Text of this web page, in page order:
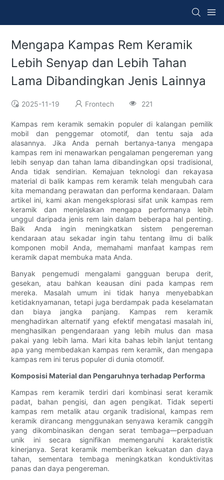
Mengapa Kampas Rem Keramik
Lebih Senyap dan Lebih Tahan
Lama Dibandingkan Jenis Lainnya
2025-11-19 Frontech 221
Kampas rem keramik semakin populer di kalangan pemilik
mobil dan penggemar otomotif, dan tentu saja ada
alasannya. Jika Anda pernah bertanya-tanya mengapa
kampas rem ini menawarkan pengalaman pengereman yang
lebih senyap dan tahan lama dibandingkan opsi tradisional,
Anda tidak sendirian. Kemajuan teknologi dan rekayasa
material di balik kampas rem keramik telah mengubah cara
kita memandang perawatan dan performa kendaraan. Dalam
artikel ini, kami akan mengeksplorasi sifat unik kampas rem
keramik dan menjelaskan mengapa performanya lebih
unggul daripada jenis rem lain dalam beberapa hal penting.
Baik Anda ingin meningkatkan sistem pengereman
kendaraan atau sekadar ingin tahu tentang ilmu di balik
komponen mobil Anda, memahami manfaat kampas rem
keramik dapat membuka mata Anda.
Banyak pengemudi mengalami gangguan berupa derit,
gesekan, atau bahkan keausan dini pada kampas rem
mereka. Masalah umum ini tidak hanya menyebabkan
ketidaknyamanan, tetapi juga berdampak pada keselamatan
dan biaya jangka panjang. Kampas rem keramik
menghadirkan alternatif yang efektif mengatasi masalah ini,
menghasilkan pengendaraan yang lebih mulus dan masa
pakai yang lebih lama. Mari kita bahas lebih lanjut tentang
apa yang membedakan kampas rem keramik, dan mengapa
kampas rem ini terus populer di dunia otomotif.
Komposisi Material dan Pengaruhnya terhadap Performa
Kampas rem keramik terdiri dari kombinasi serat keramik
padat, bahan pengisi, dan agen pengikat. Tidak seperti
kampas rem metalik atau organik tradisional, kampas rem
keramik dirancang menggunakan senyawa keramik canggih
yang dikombinasikan dengan serat tembaga—perpaduan
unik ini secara signifikan memengaruhi karakteristik
kinerjanya. Serat keramik memberikan kekuatan dan daya
tahan, sementara tembaga meningkatkan konduktivitas
panas dan daya pengereman.